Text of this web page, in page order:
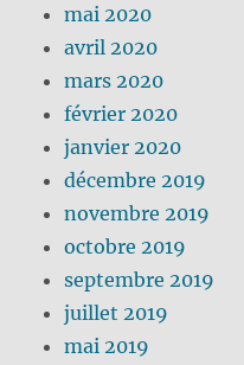
mai 2020
avril 2020
mars 2020
février 2020
janvier 2020
décembre 2019
novembre 2019
octobre 2019
septembre 2019
juillet 2019
mai 2019